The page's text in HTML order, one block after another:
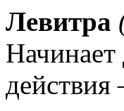
Левитра
Начинает
действия